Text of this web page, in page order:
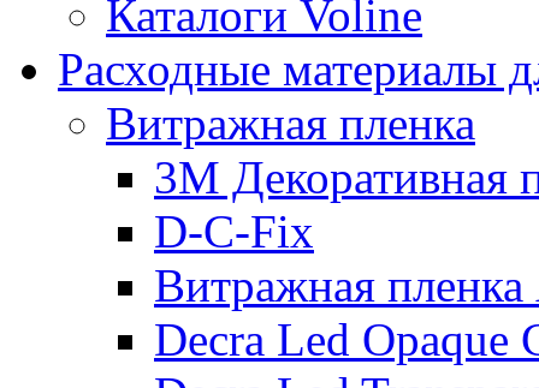
Каталоги Voline
Расходные материалы
Витражная пленка
3М Декоративная
D-C-Fix
Витражная
Decra Led Opaque